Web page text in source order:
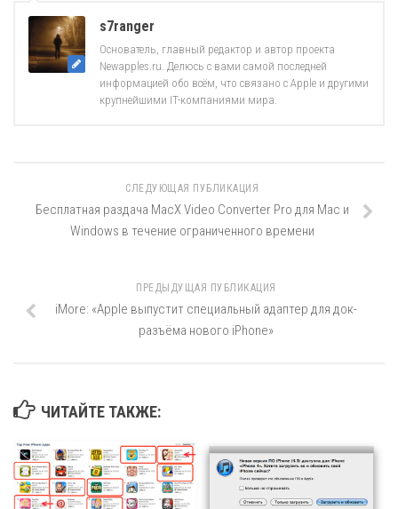
s7ranger
Основатель, главный редактор и автор проекта
Newapples.ru. Делюсь с вами самой последней
информацией обо всём, что связано с Apple и другими
крупнейшими IT-компаниями мира.
СЛЕДУЮЩАЯ ПУБЛИКАЦИЯ
Бесплатная раздача MacX Video Converter Pro для Mac и
Windows в течение ограниченного времени
ПРЕДЫДУЩАЯ ПУБЛИКАЦИЯ
iMore: «Apple выпустит специальный адаптер для док-
разъёма нового iPhone»
ЧИТАЙТЕ ТАКЖЕ: